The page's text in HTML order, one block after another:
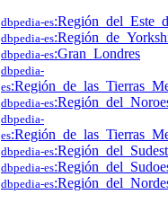
dbpedia-es
dbpedia-es
dbpedia-es:Gran_Londres
dbpedia-
es
dbpedia-es
dbpedia-
es
dbpedia-es
dbpedia-es
dbpedia-es